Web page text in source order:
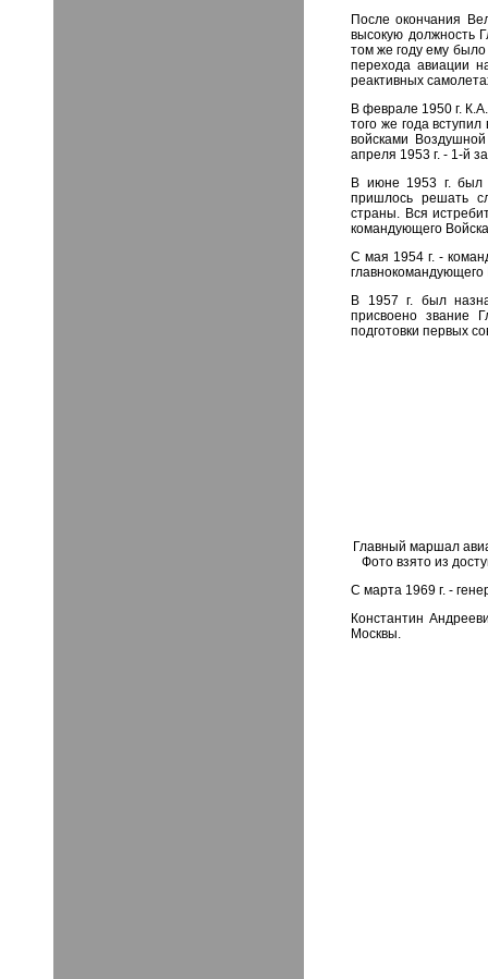
После окончания
высокую должность
том же году ему
перехода авиации
реактивных
В феврале 1950 г.
того же года
войсками
апреля 1953 г. - 1-й
В июне 1953 г. был
пришлось решать
страны. Вся
командующего
С мая 1954 г. -
В 1957 г. был
присвоено звание
подготовки первых
Главный маршал
Фото взято из
С марта 1969 г. -
Константин
Москвы.